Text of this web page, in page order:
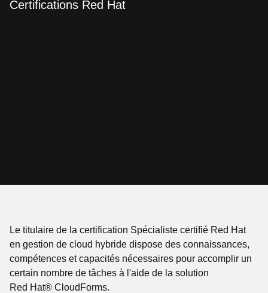
Certifications Red Hat
Le titulaire de la certification Spécialiste certifié Red Hat
en gestion de cloud hybride dispose des connaissances,
compétences et capacités nécessaires pour accomplir un
certain nombre de tâches à l'aide de la solution
Red Hat® CloudForms.